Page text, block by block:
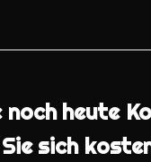
noch heute
sich